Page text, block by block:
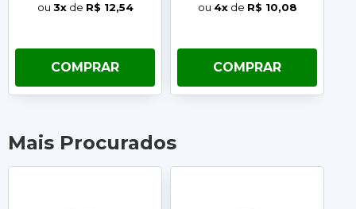
ou 3xde R$ 12,54
COMPRAR
ou 4xde R$ 10,08
COMPRAR
Mais Procurados